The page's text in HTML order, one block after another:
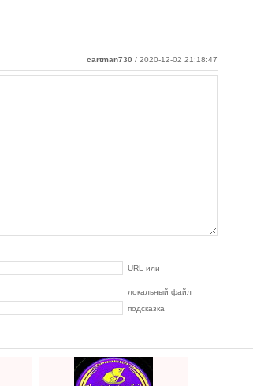
cartman730 / 2020-12-02 21:18:47
URL или
локальный файл
подсказка